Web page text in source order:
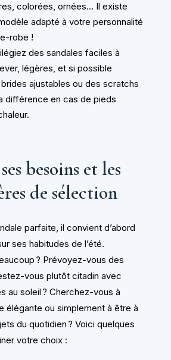
colorées, ornées… Il existe
adapté à votre personnalité
robe !
des sandales faciles à
légères, et si possible
ajustables ou des scratchs
différence en cas de pieds
besoins et les
de sélection
parfaite, il convient d’abord
ses habitudes de l’été.
? Prévoyez-vous des
vous plutôt citadin avec
au soleil ? Cherchez-vous à
élégante ou simplement à être à
du quotidien ? Voici quelques
votre choix :